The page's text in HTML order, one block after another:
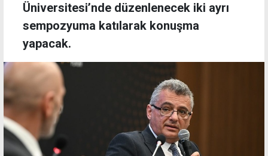
Üniversitesi’nde düzenlenecek iki ayrı
sempozyuma katılarak konuşma
yapacak.